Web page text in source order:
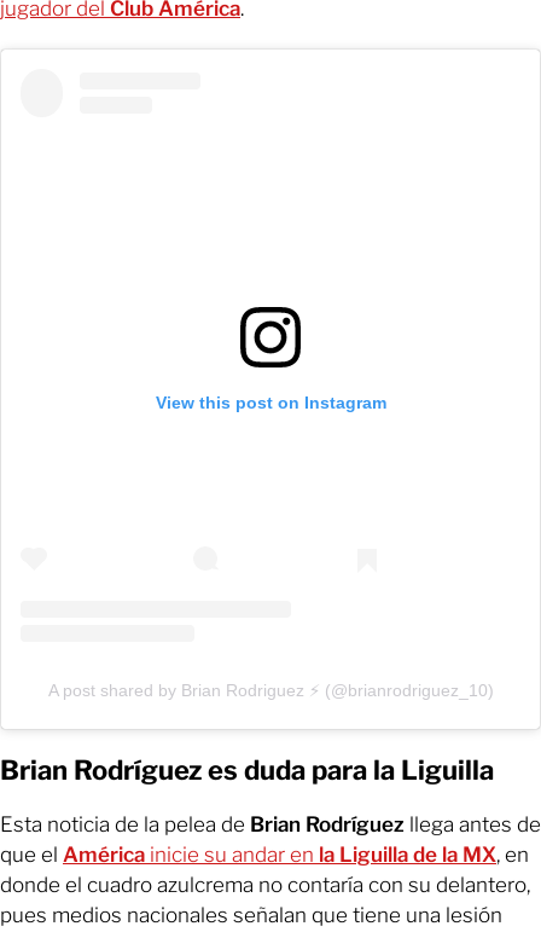
jugador del Club América.
View this post on Instagram
A post shared by Brian Rodriguez ⚡️ (@brianrodriguez_10)
Brian Rodríguez es duda para la Liguilla
Esta noticia de la pelea de Brian Rodríguez llega antes de
que el América inicie su andar en la Liguilla de la MX, en
donde el cuadro azulcrema no contaría con su delantero,
pues medios nacionales señalan que tiene una lesión